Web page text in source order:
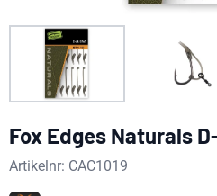
Fox Edges Naturals
Artikelnr: CAC1019